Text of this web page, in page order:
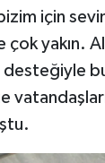
için
yakın.